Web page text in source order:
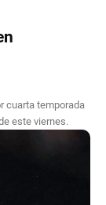
cuarta temporada
este viernes.